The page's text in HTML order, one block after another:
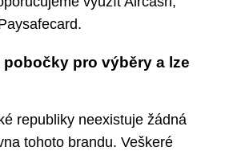
pobočky pro výběry a lze
republiky neexistuje žádná
tohoto brandu. Veškeré